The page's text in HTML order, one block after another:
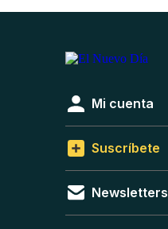
Mi cuenta
Suscríbete
Newsletters